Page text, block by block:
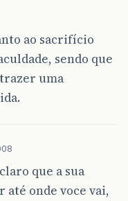
ao sacrifício
sendo que
uma
que a sua
até onde voce vai,